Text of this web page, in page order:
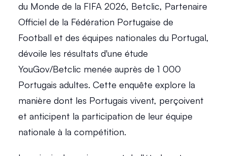
du Monde de la FIFA 2026, Betclic, Partenaire
Officiel de la Fédération Portugaise de
Football et des équipes nationales du Portugal,
dévoile les résultats d'une étude
YouGov/Betclic menée auprès de 1 000
Portugais adultes. Cette enquête explore la
manière dont les Portugais vivent, perçoivent
et anticipent la participation de leur équipe
nationale à la compétition.